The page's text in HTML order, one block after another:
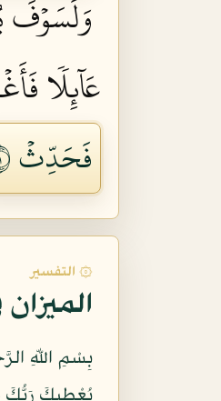
وَلَسَوۡفَ
عَآئِلٗا
فَحَدِّثۡ ١١
۞ التفسير